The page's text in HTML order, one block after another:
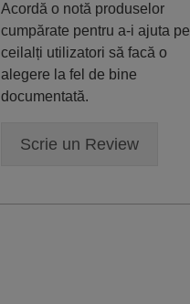
Acordă o notă produselor
cumpărate pentru a-i ajuta pe
ceilalți utilizatori să facă o
alegere la fel de bine
documentată.
Scrie un Review